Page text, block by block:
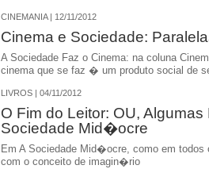
CINEMANIA | 12/11/2012
Cinema e Sociedade:
A Sociedade Faz o Cinema: na coluna
cinema que se faz � um produto social de
LIVROS | 04/11/2012
O Fim do Leitor: OU,
Sociedade Mid�ocre
Em A Sociedade Mid�ocre, como em
com o conceito de imagin�rio